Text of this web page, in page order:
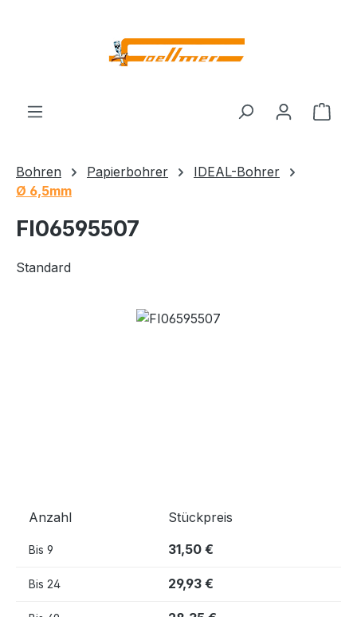
Bohren Papierbohrer
IDEAL-Bohrer
Ø 6,5mm
FI06595507
Standard
Bildergalerie überspringen
Anzahl Stückpreis
Bis 9 31,50 €
Bis 24 29,93 €